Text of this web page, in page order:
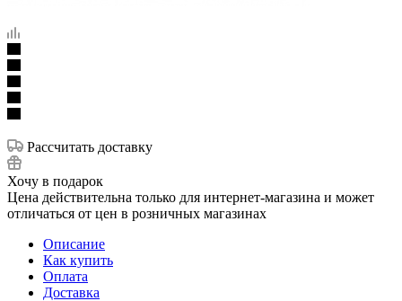
Рассчитать доставку
Хочу в подарок
Цена действительна только для интернет-магазина и может
отличаться от цен в розничных магазинах
Описание
Как купить
Оплата
Доставка